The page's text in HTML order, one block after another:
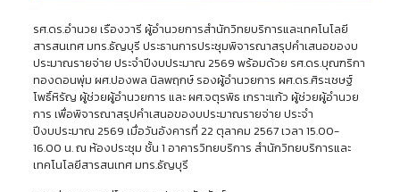
รศ.ดร.อำนวย เรืองวารี ผู้อำนวยการสำนักวิทยบริการและเทคโนโลยี
สารสนเทศ มทร.ธัญบุรี ประธานการประชุมพิจารณาสรุปคำเสนอของบ
ประมาณรายจ่าย ประจำปีงบประมาณ 2569 พร้อมด้วย รศ.ดร.บุณฑริกา
ทองดอนพุ่ม ผศ.ปองพล นิลพฤกษ์ รองผู้อำนวยการ ผศ.ดร.ศิระเชษฐ์
โพธิ์หิรัญ ผู้ช่วยผู้อำนวยการ และ ผศ.จตุรพิธ เกราะแก้ว ผู้ช่วยผู้อำนวย
การ เพื่อพิจารณาสรุปคำเสนอของบประมาณรายจ่าย ประจำ
ปีงบประมาณ 2569 เมื่อวันอังคารที่ 22 ตุลาคม 2567 เวลา 15.00-
16.00 น. ณ ห้องประชุม ชั้น 1 อาคารวิทยบริการ สำนักวิทยบริการและ
เทคโนโลยีสารสนเทศ มทร.ธัญบุรี